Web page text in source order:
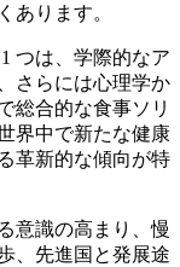
あります。
つは、学際的なア
さらには心理学か
総合的な食事ソリ
界中で新たな健康
革新的な傾向が特
意識の高まり、慢
、先進国と発展途